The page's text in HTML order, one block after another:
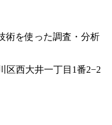
術を使った調査・分析
西大井一丁目1番2−2